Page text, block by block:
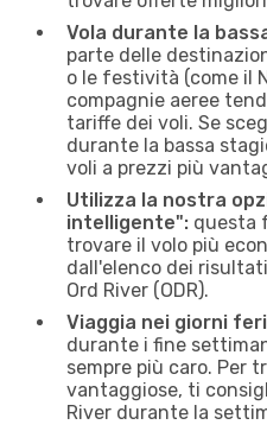
Vola durante la
parte delle
o le festività (come il
compagnie aeree
tariffe dei voli. Se
durante la bassa
voli a prezzi più
Utilizza la nostra
intelligente": questa
trovare il volo più
dall'elenco dei
Ord River (ODR).
Viaggia nei giorni
durante i fine
sempre più caro. Per
vantaggiose, ti
River durante la